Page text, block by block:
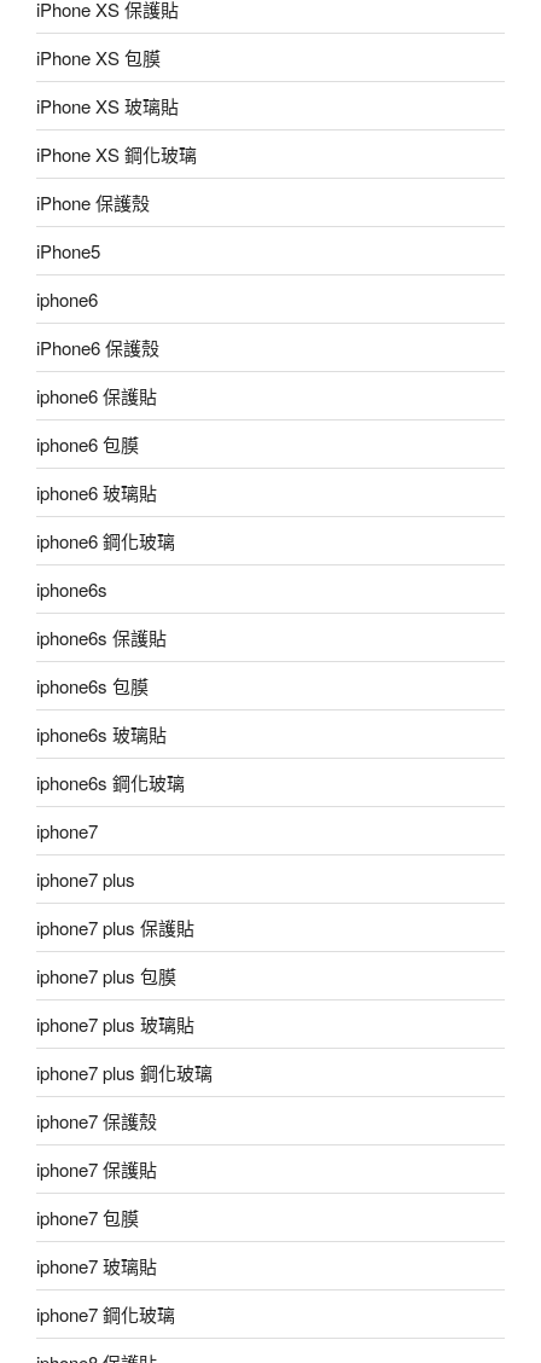
iPhone XS 保護貼
iPhone XS 包膜
iPhone XS 玻璃貼
iPhone XS 鋼化玻璃
iPhone 保護殼
iPhone5
iphone6
iPhone6 保護殼
iphone6 保護貼
iphone6 包膜
iphone6 玻璃貼
iphone6 鋼化玻璃
iphone6s
iphone6s 保護貼
iphone6s 包膜
iphone6s 玻璃貼
iphone6s 鋼化玻璃
iphone7
iphone7 plus
iphone7 plus 保護貼
iphone7 plus 包膜
iphone7 plus 玻璃貼
iphone7 plus 鋼化玻璃
iphone7 保護殼
iphone7 保護貼
iphone7 包膜
iphone7 玻璃貼
iphone7 鋼化玻璃